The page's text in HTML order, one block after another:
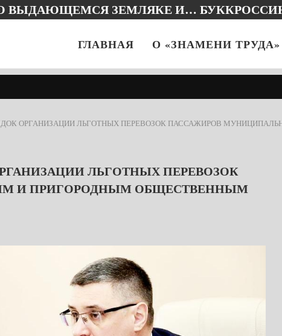
ВЫДАЮЩЕМСЯ ЗЕМЛЯКЕ И…
ГЛАВНАЯ О «ЗНАМЕНИ ТРУДА»
ОРГАНИЗАЦИИ ЛЬГОТНЫХ ПЕРЕВОЗОК ПАССАЖИРОВ
ЛЬГОТНЫХ ПЕРЕВОЗОК
И ПРИГОРОДНЫМ ОБЩЕСТВЕННЫМ